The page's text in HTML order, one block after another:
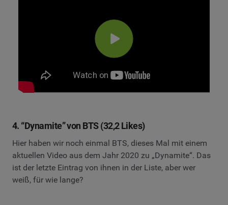
4. “Dynamite” von BTS (32,2 Likes)
Hier haben wir noch einmal BTS, dieses Mal mit einem
aktuellen Video aus dem Jahr 2020 zu „Dynamite“. Das
ist der letzte Eintrag von ihnen in der Liste, aber wer
weiß, für wie lange?